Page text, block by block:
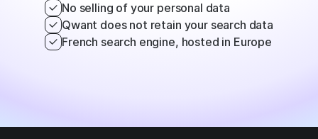
No selling of your personal data
Qwant does not retain your search data
French search engine, hosted in Europe